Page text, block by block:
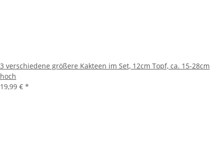
3 verschiedene größere Kakteen im Set, 12cm Topf, ca. 15-28cm
hoch
19,99 € *